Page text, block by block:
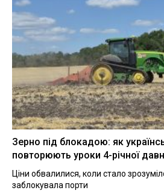
Зерно під блокадою: як
повторюють уроки 4-річної
Ціни обвалилися, коли стало
заблокувала порти